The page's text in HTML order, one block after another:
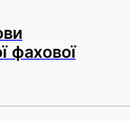
фахової